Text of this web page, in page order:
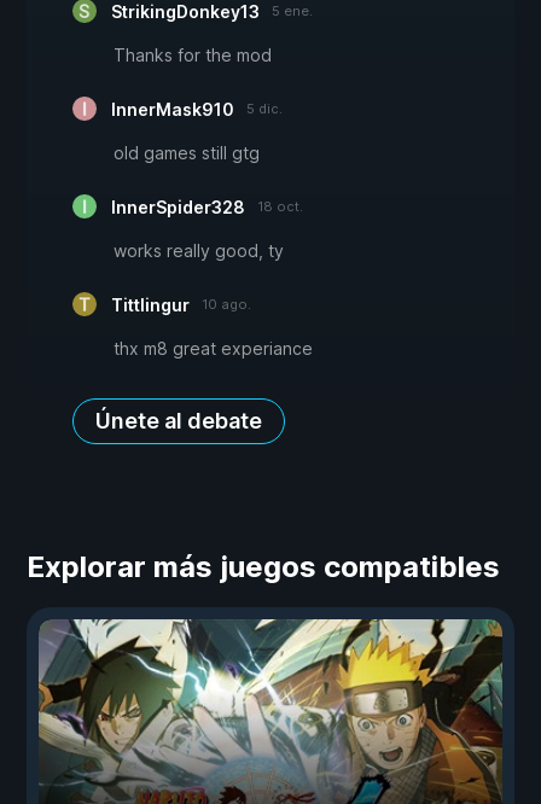
StrikingDonkey13 5 ene.
Thanks for the mod
InnerMask910 5 dic.
old games still gtg
InnerSpider328 18 oct.
works really good, ty
Tittlingur 10 ago.
thx m8 great experiance
Únete al debate
Explorar más juegos compatibles